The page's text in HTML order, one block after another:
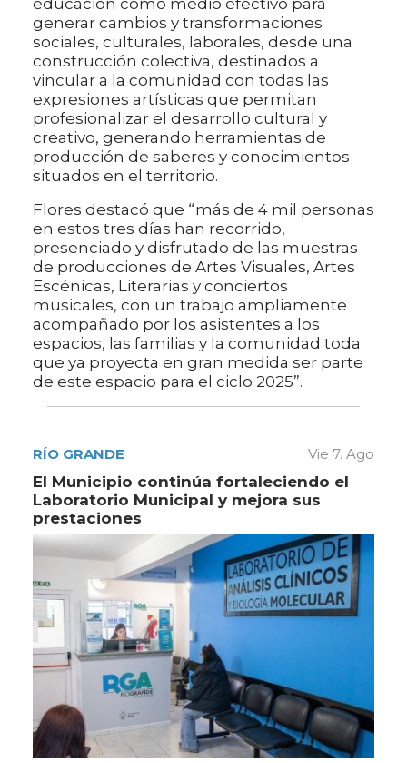
generar cambios y transformaciones
sociales, culturales, laborales, desde una
construcción colectiva, destinados a
vincular a la comunidad con todas las
expresiones artísticas que permitan
profesionalizar el desarrollo cultural y
creativo, generando herramientas de
producción de saberes y conocimientos
situados en el territorio.
Flores destacó que “más de 4 mil personas
en estos tres días han recorrido,
presenciado y disfrutado de las muestras
de producciones de Artes Visuales, Artes
Escénicas, Literarias y conciertos
musicales, con un trabajo ampliamente
acompañado por los asistentes a los
espacios, las familias y la comunidad toda
que ya proyecta en gran medida ser parte
de este espacio para el ciclo 2025”.
RÍO GRANDE Vie 7. Ago
El Municipio continúa fortaleciendo el
Laboratorio Municipal y mejora sus
prestaciones